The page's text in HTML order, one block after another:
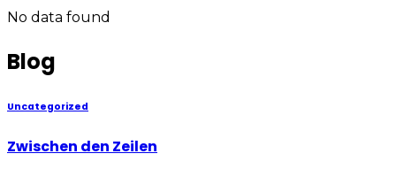
No data found
Blog
Uncategorized
Zwischen den Zeilen